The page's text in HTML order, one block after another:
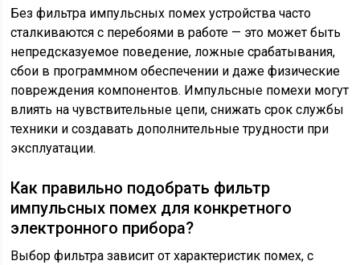
Без фильтра импульсных помех устройства часто
сталкиваются с перебоями в работе — это может быть
непредсказуемое поведение, ложные срабатывания,
сбои в программном обеспечении и даже физические
повреждения компонентов. Импульсные помехи могут
влиять на чувствительные цепи, снижать срок службы
техники и создавать дополнительные трудности при
эксплуатации.
Как правильно подобрать фильтр
импульсных помех для конкретного
электронного прибора?
Выбор фильтра зависит от характеристик помех, с